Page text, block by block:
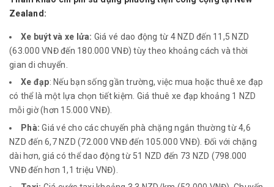
Zealand:
Xe buýt và xe lửa: Giá vé dao động từ 4 NZD đến 11,5 NZD
(63.000 VNĐ đến 180.000 VNĐ) tùy theo khoảng cách và thời
gian di chuyển.
Xe đạp: Nếu bạn sống gần trường, việc mua hoặc thuê xe đạp
có thể là một lựa chọn tiết kiệm. Giá thuê xe đạp khoảng 1 NZD
mỗi giờ (hơn 15.000 VNĐ).
Phà:Giá vé cho các chuyến phà chặng ngắn thường từ 4,6
NZD đến 6,7 NZD (72.000 VNĐ đến 105.000 VNĐ). Đối với chặng
dài hơn, giá có thể dao động từ 51 NZD đến 73 NZD (798.000
VNĐ đến hơn 1,1 triệu VNĐ).